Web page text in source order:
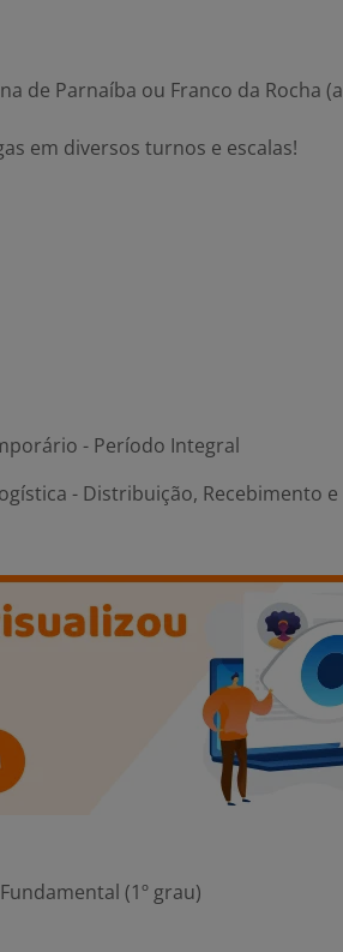
de Parnaíba ou Franco da Rocha (a
em diversos turnos e escalas!
- Período Integral
- Distribuição, Recebimento e
(1º grau)